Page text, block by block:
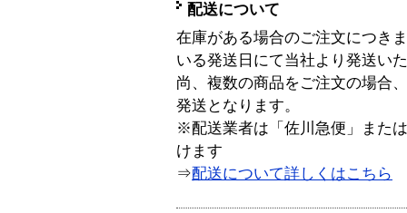
配送について
在庫がある場合のご注文につき
いる発送日にて当社より発送い
尚、複数の商品をご注文の場合
発送となります。
※配送業者は「佐川急便」また
けます
⇒配送について詳しくはこちら